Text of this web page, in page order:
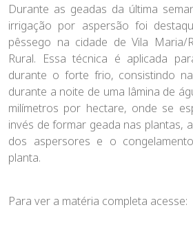
Durante as geadas da última
irrigação por aspersão foi
pêssego na cidade de Vila Maria/
Rural. Essa técnica é aplicada
durante o forte frio, consistindo
durante a noite de uma lâmina de
milímetros por hectare, onde se
invés de formar geada nas plantas,
dos aspersores e o
planta.
Para ver a matéria completa acesse: